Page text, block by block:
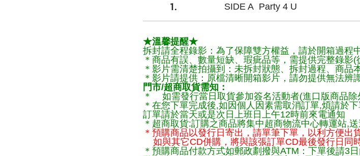
1. SIDE A Party 4 U
★溫馨提醒★
拆封請全程錄影：為了保障雙方權益，請於開箱過程
＊商品有誤、數量短缺、瑕疵品等，需提供完整錄影
＊影片需清楚拍攝到：未拆封狀態、拆封過程、商品
＊影片請提供：原檔清晰開箱影片，請勿提供無法辨
門市/超商取貨需知：
＊ 如需發行當日取貨參加簽名活動者(進口版商品除
＊在您下單完成後,如因個人因素需取消訂單,煩請於
訂單請於當天或是次日上班日上午12時前來電通知
＊超商取貨:訂購之商品將集中超商物流中心轉運站,
＊預購商品以發行日寄出，請單筆下單，以利方便出
如與其它CD併購，將與該張訂單CD最後發行日同
＊預購商品付款方式如郵政劃撥與ATM：下單後請3